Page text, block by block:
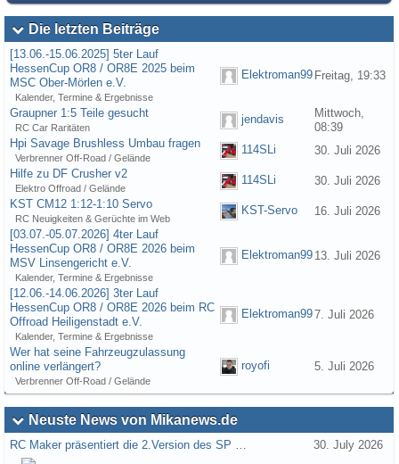
Die letzten Beiträge
[13.06.-15.06.2025] 5ter Lauf
HessenCup OR8 / OR8E 2025 beim
MSC Ober-Mörlen e.V.
Kalender, Termine & Ergebnisse
Elektroman99 Freitag, 19:33
Graupner 1:5 Teile gesucht
RC Car Raritäten
jendavis
Mittwoch,
08:39
Hpi Savage Brushless Umbau fragen
Verbrenner Off-Road / Gelände
114SLi
30. Juli 2026
Hilfe zu DF Crusher v2
Elektro Offroad / Gelände
114SLi
30. Juli 2026
KST CM12 1:12-1:10 Servo
RC Neuigkeiten & Gerüchte im Web
KST-Servo
16. Juli 2026
[03.07.-05.07.2026] 4ter Lauf
HessenCup OR8 / OR8E 2026 beim
MSV Linsengericht e.V.
Kalender, Termine & Ergebnisse
Elektroman99 13. Juli 2026
[12.06.-14.06.2026] 3ter Lauf
HessenCup OR8 / OR8E 2026 beim RC
Offroad Heiligenstadt e.V.
Kalender, Termine & Ergebnisse
Elektroman997. Juli 2026
Wer hat seine Fahrzeugzulassung
online verlängert?
Verbrenner Off-Road / Gelände
royofi 5. Juli 2026
Neuste News von Mikanews.de
RC Maker präsentiert die 2.Version des SP … 30. July 2026